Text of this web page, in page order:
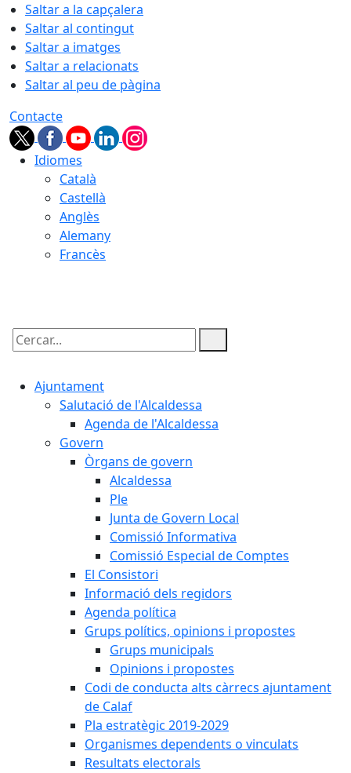
Saltar a la capçalera
Saltar al contingut
Saltar a imatges
Saltar a relacionats
Saltar al peu de pàgina
Contacte
Idiomes
Català
Castellà
Anglès
Alemany
Francès
Cercar:
Ajuntament
Salutació de l'Alcaldessa
Agenda de l'Alcaldessa
Govern
Òrgans de govern
Alcaldessa
Ple
Junta de Govern Local
Comissió Informativa
Comissió Especial de Comptes
El Consistori
Informació dels regidors
Agenda política
Grups polítics, opinions i propostes
Grups municipals
Opinions i propostes
Codi de conducta alts càrrecs ajuntament
de Calaf
Pla estratègic 2019-2029
Organismes dependents o vinculats
Resultats electorals